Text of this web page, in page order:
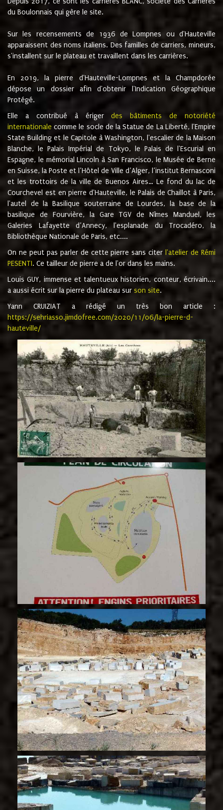
du Boulonnais qui gère le site.
Sur les recensements de 1936 de Lompnes ou d'Hauteville
apparaissent des noms italiens. Des familles de carriers, mineurs,
s'installent sur le plateau et travaillent dans les carrières.
En 2019, la pierre d'Hauteville-Lompnes et la Champdorée
dépose un dossier afin d'obtenir l'Indication Géographique
Protégé.
Elle a contribué à érigerdes bâtiments de notoriété
internationale comme le socle de la Statue de La Liberté, l'Empire
State Building et le Capitole à Washington, l'escalier de la Maison
Blanche, le Palais Impérial de Tokyo, le Palais de l'Escurial en
Espagne, le mémorial Lincoln à San Francisco, le Musée de Berne
en Suisse, la Poste et l’Hôtel de Ville d’Alger, l’institut Bernasconi
et les trottoirs de la ville de Buenos Aires… Le fond du lac de
Courchevel est en pierre d'Hauteville, le Palais de Chaillot à Paris,
l'autel de la Basilique souterraine de Lourdes, la base de la
basilique de Fourvière, la Gare TGV de Nîmes Manduel, les
Galeries Lafayette d’Annecy, l'esplanade du Trocadéro, la
Bibliothèque Nationale de Paris, etc....
On ne peut pas parler de cette pierre sans citer l'atelier de Rémi
PESENTI. Ce tailleur de pierre a de l'or dans les mains.
Louis GUY, immense et talentueux historien, conteur, écrivain....
a aussi écrit sur la pierre du plateau sur son site.
Yann CRUIZIAT a rédigé un très bon article :
https://sehriasso.jimdofree.com/2020/11/06/la-pierre-d-
hauteville/